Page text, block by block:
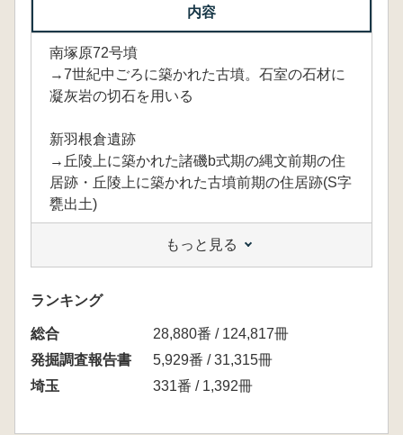
内容
南塚原72号墳
→7世紀中ごろに築かれた古墳。石室の石材に
凝灰岩の切石を用いる
新羽根倉遺跡
→丘陵上に築かれた諸磯b式期の縄文前期の住
居跡・丘陵上に築かれた古墳前期の住居跡(S字
甕出土)
→竪穴住居跡の時期は6世紀代で、中道遺跡の
集落開始時期のものである
もっと見る
ランキング
総合
28,880番 / 124,817冊
発掘調査報告書
5,929番 / 31,315冊
埼玉
331番 / 1,392冊